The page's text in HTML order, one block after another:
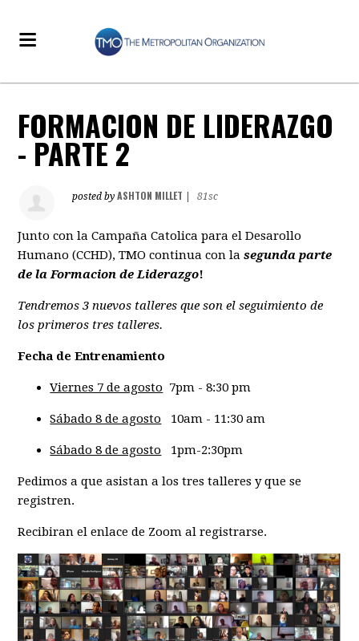
FORMACION DE LIDERAZGO
- PARTE 2
posted byASHTON MILLET 81sc
Junto con la Campaña Catolica para el Desarollo
Humano (CCHD), TMO continua con la segunda parte
de la Formacion de Liderazgo!
Tendremos 3 nuevos talleres que son el seguimiento de
los primeros tres talleres.
Fecha de Entrenamiento
Viernes 7 de agosto 7pm - 8:30 pm
Sábado 8 de agosto 10am - 11:30 am
Sábado 8 de agosto 1pm-2:30pm
Pedimos a que asistan a los tres talleres y que se
registren.
Recibiran el enlace de Zoom al registrarse.